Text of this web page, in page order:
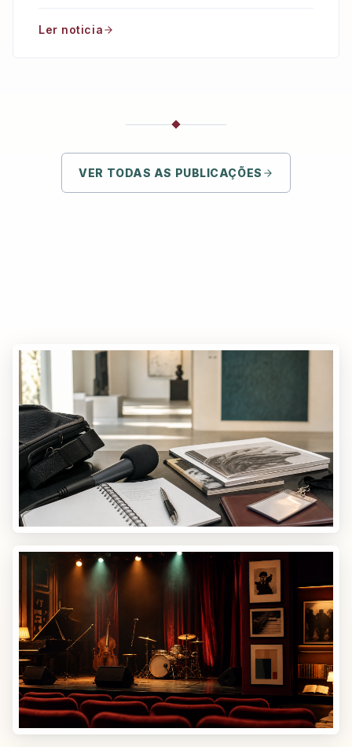
Ler noticia
VER TODAS AS PUBLICAÇÕES